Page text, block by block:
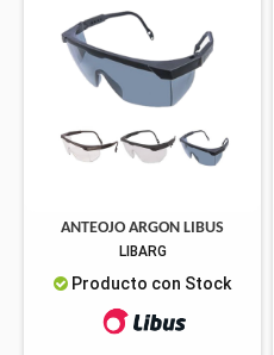
ANTEOJO ARGON LIBUS
LIBARG
Producto con Stock